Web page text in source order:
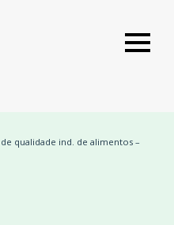
qualidade ind. de alimentos –